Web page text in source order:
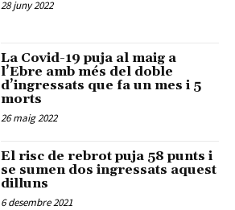
28 juny 2022
La Covid-19 puja al maig a
l’Ebre amb més del doble
d’ingressats que fa un mes i 5
morts
26 maig 2022
El risc de rebrot puja 58 punts i
se sumen dos ingressats aquest
dilluns
6 desembre 2021